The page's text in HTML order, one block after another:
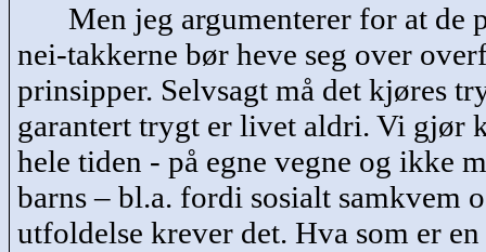
Men jeg argumenterer for at de
nei-takkerne bør heve seg over
prinsipper. Selvsagt må det kjøres
garantert trygt er livet aldri. Vi gjør
hele tiden - på egne vegne og ikke
barns – bl.a. fordi sosialt samkvem
utfoldelse krever det. Hva som er